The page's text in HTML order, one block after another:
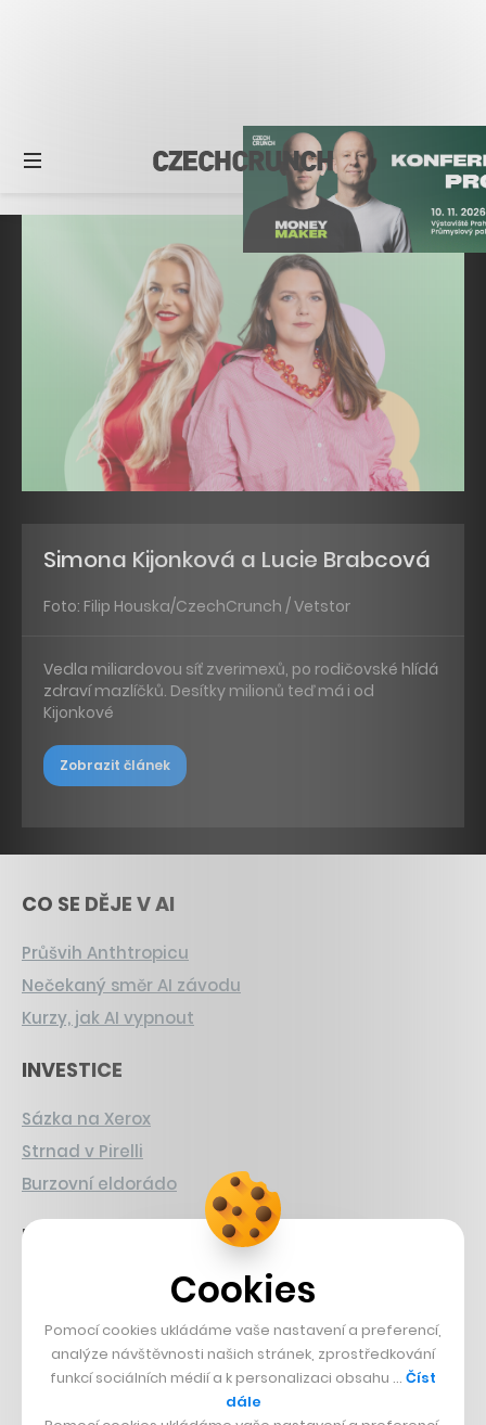
Simona Kijonková a Lucie Brabcová
Foto: Filip Houska/CzechCrunch / Vetstor
Vedla miliardovou síť zverimexů, po rodičovské hlídá
zdraví mazlíčků. Desítky milionů teď má i od
Kijonkové
Zobrazit článek
CO SE DĚJE V AI
Průšvih Anthtropicu
Nečekaný směr AI závodu
Kurzy, jak AI vypnout
INVESTICE
Sázka na Xerox
Strnad v Pirelli
Burzovní eldorádo
PŘÍBĚHY Z GASTRA
Boční projekt, co se zvrtnul
Dva golfisti, co pečou
Cookies
Pomocí cookies ukládáme vaše nastavení a preferencí,
analýze návštěvnosti našich stránek, zprostředkování
funkcí sociálních médií a k personalizaci obsahu … Číst
dále